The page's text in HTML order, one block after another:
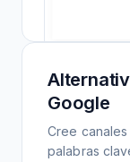
Google
Cree
palabras